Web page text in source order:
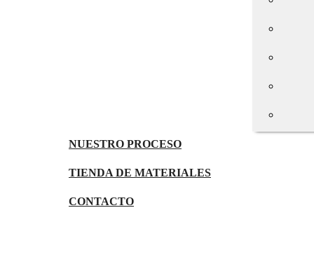
NUESTRO PROCESO
TIENDA DE MATERIALES
CONTACTO